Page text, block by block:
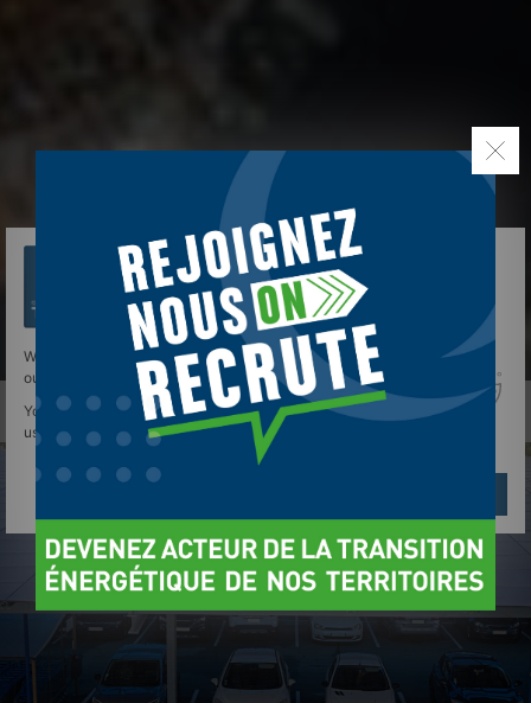
We use cookies to give you the best experience on
our site.
You can find out more about which cookies we are
using or switch them off insettings.